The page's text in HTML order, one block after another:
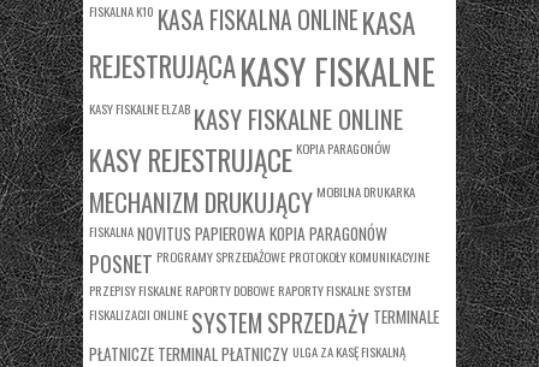
FISKALNA K10 KASA FISKALNA ONLINEKASA
REJESTRUJĄCAKASY FISKALNE
KASY FISKALNE ELZAB KASY FISKALNE ONLINE
KASY REJESTRUJĄCE KOPIA PARAGONÓW
MECHANIZM DRUKUJĄCY MOBILNA DRUKARKA
FISKALNANOVITUS PAPIEROWA KOPIA PARAGONÓW
POSNET PROGRAMY SPRZEDAŻOWE PROTOKOŁY KOMUNIKACYJNE
PRZEPISY FISKALNE RAPORTY DOBOWE RAPORTY FISKALNE SYSTEM
FISKALIZACJI ONLINE SYSTEM SPRZEDAŻY TERMINALE
PŁATNICZE TERMINAL PŁATNICZY ULGA ZA KASĘ FISKALNĄ